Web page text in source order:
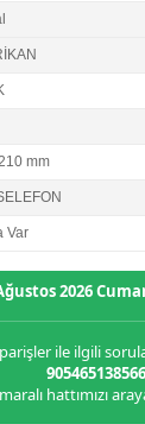
mm
Var
2026
ile ilgili
905465138566
hattımızı